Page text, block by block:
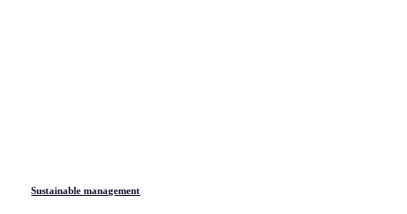
Sustainable management